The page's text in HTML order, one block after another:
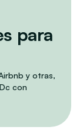
para
y otras,
con